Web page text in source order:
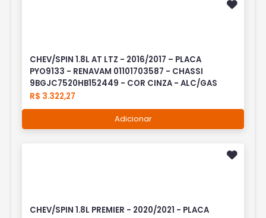
CHEV/SPIN 1.8L AT LTZ - 2016/2017 – PLACA
PYO9133 - RENAVAM 01101703587 - CHASSI
9BGJC7520HB152449 - COR CINZA - ALC/GAS
R$ 3.322,27
Adicionar
CHEV/SPIN 1.8L PREMIER - 2020/2021 - PLACA